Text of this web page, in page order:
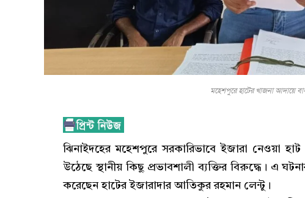
মহেশপুরে হাটের খাজনা আদায়ে
ঝিনাইদহের মহেশপুরে সরকারিভাবে ইজারা নেওয়া
উঠেছে স্থানীয় কিছু প্রভাবশালী ব্যক্তির বিরুদ্ধে। এ
করেছেন হাটের ইজারাদার আতিকুর রহমান লেন্টু।